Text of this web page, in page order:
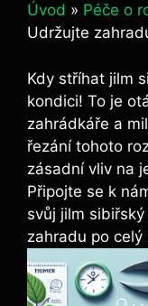
Úvod » Péče o
Udržujte
Kdy stříhat jilm
kondici! To je
zahrádkáře a
řezání tohoto
zásadní vliv na
Připojte se k
svůj jilm
zahradu po celý